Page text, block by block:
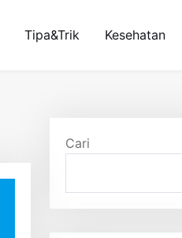
Tipa&Trik Kesehatan
Cari